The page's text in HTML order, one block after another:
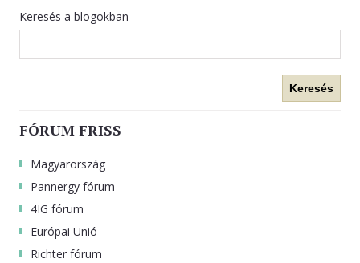
Keresés a blogokban
Keresés
FÓRUM FRISS
Magyarország
Pannergy fórum
4IG fórum
Európai Unió
Richter fórum